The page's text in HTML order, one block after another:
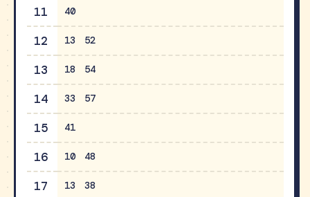
11 40
12 13 52
13 18 54
14 33 57
15 41
16 10 48
17 13 38